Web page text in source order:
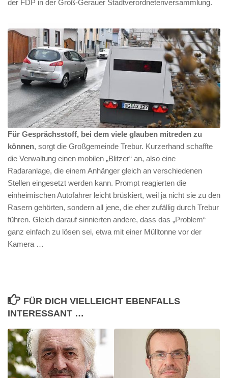
der FDP in der Groß-Gerauer Stadtverordnetenversammlung.
Für Gesprächsstoff, bei dem viele glauben mitreden zu
können, sorgt die Großgemeinde Trebur. Kurzerhand schaffte
die Verwaltung einen mobilen „Blitzer“ an, also eine
Radaranlage, die einem Anhänger gleich an verschiedenen
Stellen eingesetzt werden kann. Prompt reagierten die
einheimischen Autofahrer leicht brüskiert, weil ja nicht sie zu den
Rasern gehörten, sondern all jene, die eher zufällig durch Trebur
führen. Gleich darauf sinnierten andere, dass das „Problem“
ganz einfach zu lösen sei, etwa mit einer Mülltonne vor der
Kamera …
FÜR DICH VIELLEICHT EBENFALLS
INTERESSANT …